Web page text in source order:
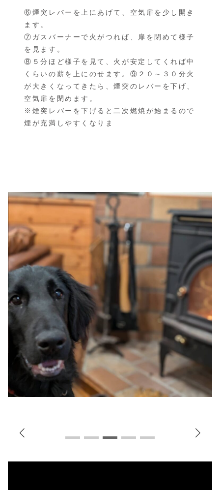
⑥煙突レバーを上にあげて、空気扉を少し開き
ます。
⑦ガスバーナーで火がつれば、扉を閉めて様子
を見ます。
⑧５分ほど様子を見て、火が安定してくれば中
くらいの薪を上にのせます。⑨２０～３０分火
が大きくなってきたら、煙突のレバーを下げ、
空気扉を閉めます。
※煙突レバーを下げると二次燃焼が始まるので
煙が充満しやすくなりま